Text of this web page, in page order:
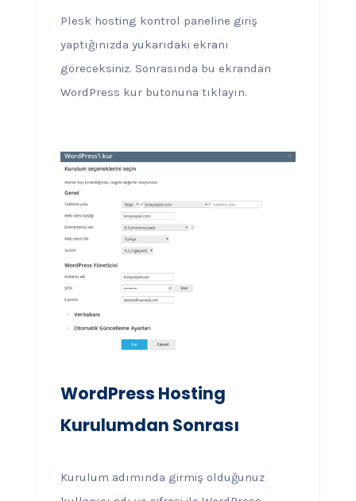
Plesk hosting kontrol paneline giriş
yaptığınızda yukarıdaki ekranı
göreceksiniz. Sonrasında bu ekrandan
WordPress kur butonuna tıklayın.
WordPress Hosting
Kurulumdan Sonrası
Kurulum adımında girmiş olduğunuz